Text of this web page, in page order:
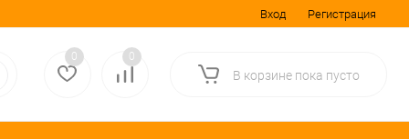
Вход Регистрация
0 0
В корзине пока пусто